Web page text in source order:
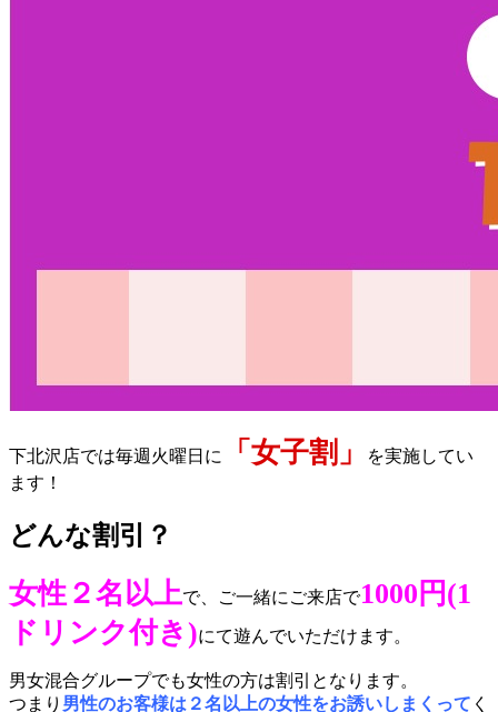
下北沢店では毎週火曜日に 「女子割」
を実施してい
ます！
どんな割引？
女性２名以上で、ご一緒にご来店で1000円(1
ドリンク付き)にて遊んでいただけます。
男女混合グループでも女性の方は割引となります。
つまり 男性のお客様は２名以上の女性をお誘いしまくって く